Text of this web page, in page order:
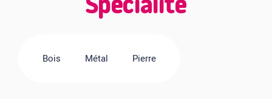
Spécialité
Bois Métal Pierre